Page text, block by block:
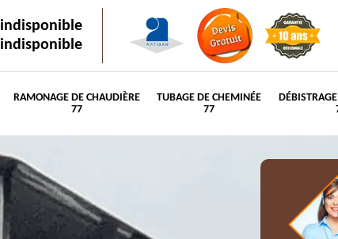
indisponible
indisponible
RAMONAGE DE CHAUDIÈRE
77
TUBAGE DE CHEMINÉE
77